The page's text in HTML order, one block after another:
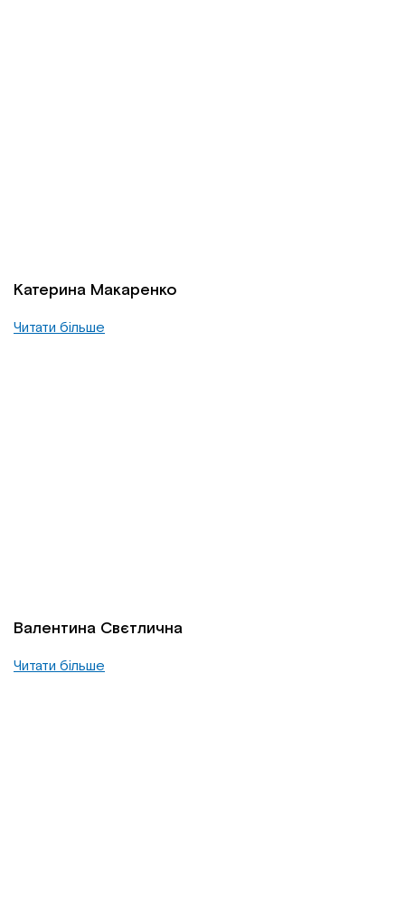
Катерина Макаренко
Читати більше
Валентина Свєтлична
Читати більше